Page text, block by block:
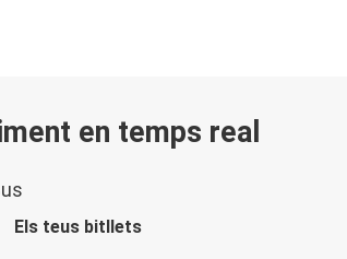
en temps real
Els teus bitllets